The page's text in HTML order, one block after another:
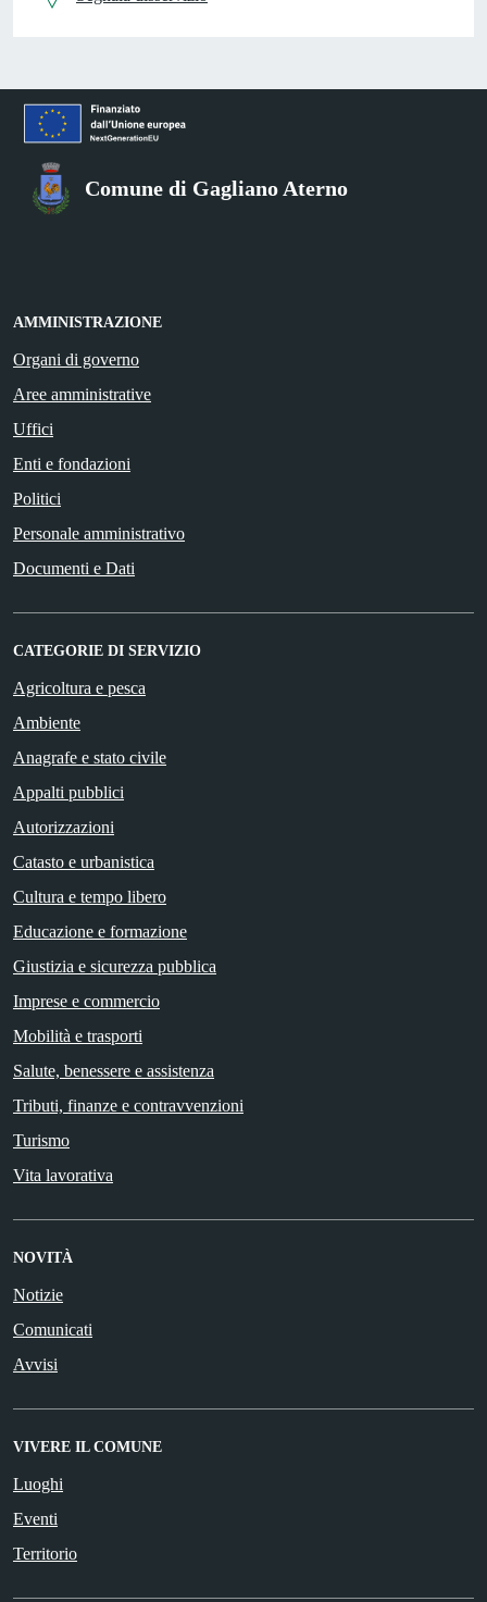
Comune di Gagliano Aterno
AMMINISTRAZIONE
Organi di governo
Aree amministrative
Uffici
Enti e fondazioni
Politici
Personale amministrativo
Documenti e Dati
CATEGORIE DI SERVIZIO
Agricoltura e pesca
Ambiente
Anagrafe e stato civile
Appalti pubblici
Autorizzazioni
Catasto e urbanistica
Cultura e tempo libero
Educazione e formazione
Giustizia e sicurezza pubblica
Imprese e commercio
Mobilità e trasporti
Salute, benessere e assistenza
Tributi, finanze e contravvenzioni
Turismo
Vita lavorativa
NOVITÀ
Notizie
Comunicati
Avvisi
VIVERE IL COMUNE
Luoghi
Eventi
Territorio